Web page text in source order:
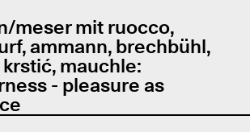
meser mit ruocco,
ammann, brechbühl,
mauchle:
- pleasure as